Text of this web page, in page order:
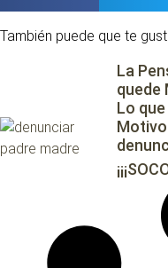
También puede que te
La
quede
Lo